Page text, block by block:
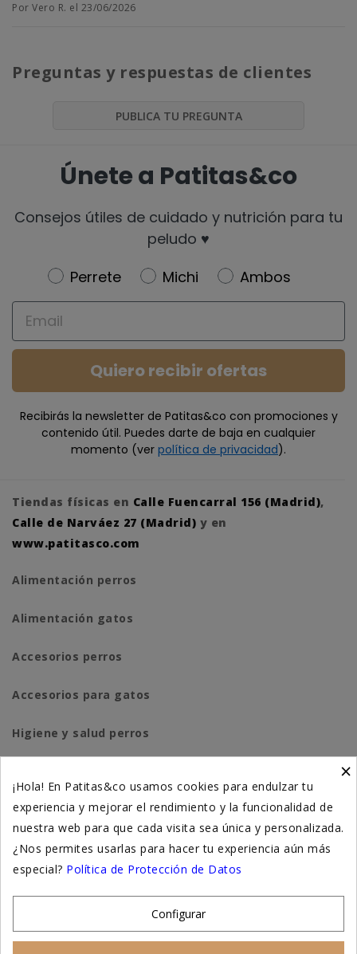
Por Vero R. el 23/06/2026
Preguntas y respuestas de clientes
PUBLICA TU PREGUNTA
Únete a Patitas&co
Consejos útiles de cuidado y nutrición para tu
peludo ♥️
Newsletter
Perrete Michi
Ambos
Email
Quiero recibir ofertas
Recibirás la newsletter de Patitas&co con promociones y
contenido útil. Puedes darte de baja en cualquier
momento (ver política de privacidad).
Tiendas físicas en Calle Fuencarral 156 (Madrid),
Calle de Narváez 27 (Madrid) y en
www.patitasco.com
Alimentación perros
Alimentación gatos
Accesorios perros
Accesorios para gatos
Higiene y salud perros
Suplementación natural
Otros
×
¡Hola! En Patitas&co usamos cookies para endulzar tu
experiencia y mejorar el rendimiento y la funcionalidad de
nuestra web para que cada visita sea única y personalizada.
¿Nos permites usarlas para hacer tu experiencia aún más
especial? Política de Protección de Datos
Configurar